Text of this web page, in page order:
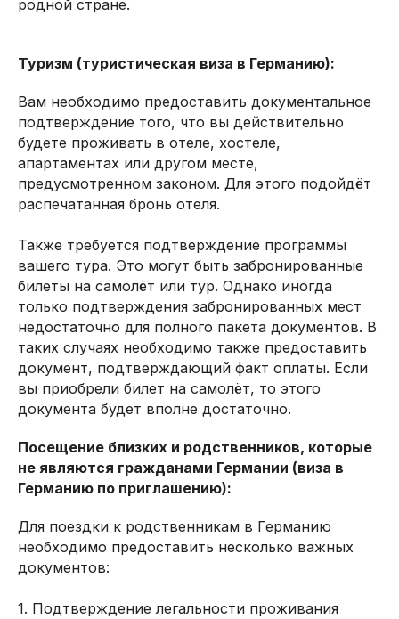
родной стране.
Туризм (туристическая виза в Германию):
Вам необходимо предоставить документальное
подтверждение того, что вы действительно
будете проживать в отеле, хостеле,
апартаментах или другом месте,
предусмотренном законом. Для этого подойдёт
распечатанная бронь отеля.
Также требуется подтверждение программы
вашего тура. Это могут быть забронированные
билеты на самолёт или тур. Однако иногда
только подтверждения забронированных мест
недостаточно для полного пакета документов. В
таких случаях необходимо также предоставить
документ, подтверждающий факт оплаты. Если
вы приобрели билет на самолёт, то этого
документа будет вполне достаточно.
Посещение близких и родственников, которые
не являются гражданами Германии (виза в
Германию по приглашению):
Для поездки к родственникам в Германию
необходимо предоставить несколько важных
документов:
1. Подтверждение легальности проживания